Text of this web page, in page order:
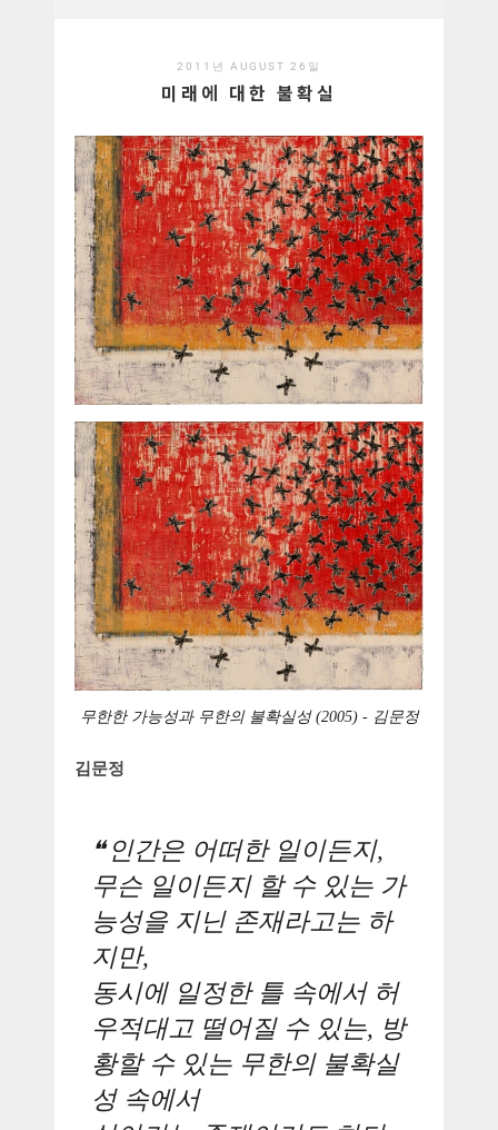
2011년 AUGUST 26일
미래에 대한 불확실
무한한 가능성과 무한의 불확실성 (2005) - 김문정
김문정
인간은 어떠한 일이든지,
무슨 일이든지 할 수 있는 가
능성을 지닌 존재라고는 하
지만,
동시에 일정한 틀 속에서 허
우적대고 떨어질 수 있는, 방
황할 수 있는 무한의 불확실
성 속에서